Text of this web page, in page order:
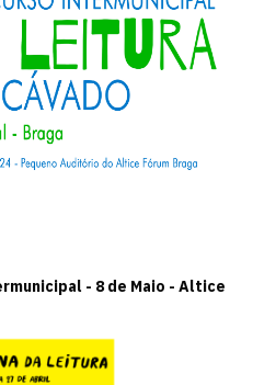
- 8 de Maio - Altice